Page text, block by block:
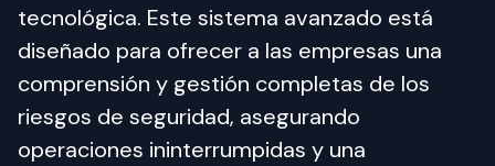
tecnológica. Este sistema avanzado está
diseñado para ofrecer a las empresas una
comprensión y gestión completas de los
riesgos de seguridad, asegurando
operaciones ininterrumpidas y una